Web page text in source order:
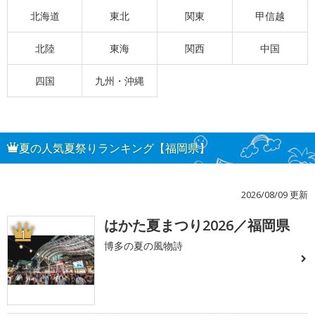
北海道 東北 関東 甲信越
北陸 東海 関西 中国
四国 九州・沖縄
夏の人気夏祭りランキング【福岡県】
2026/08/09 更新
1 はかた夏まつり2026／福岡県
博多の夏の風物詩